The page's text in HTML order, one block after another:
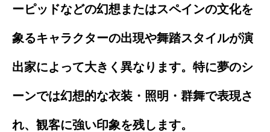
ーピッドなどの幻想またはスペインの文化を
象るキャラクターの出現や舞踏スタイルが演
出家によって大きく異なります。特に夢のシ
ーンでは幻想的な衣装・照明・群舞で表現さ
れ、観客に強い印象を残します。